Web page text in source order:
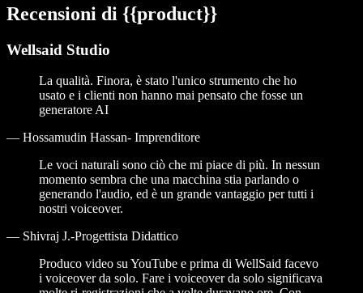
Recensioni di {{product}}
Wellsaid Studio
La qualità. Finora, è stato l'unico strumento che ho
usato e i clienti non hanno mai pensato che fosse un
generatore AI
— Hossamudin Hassan- Imprenditore
Le voci naturali sono ciò che mi piace di più. In nessun
momento sembra che una macchina stia parlando o
generando l'audio, ed è un grande vantaggio per tutti i
nostri voiceover.
— Shivraj J.-Progettista Didattico
Produco video su YouTube e prima di WellSaid facevo
i voiceover da solo. Fare i voiceover da solo significava